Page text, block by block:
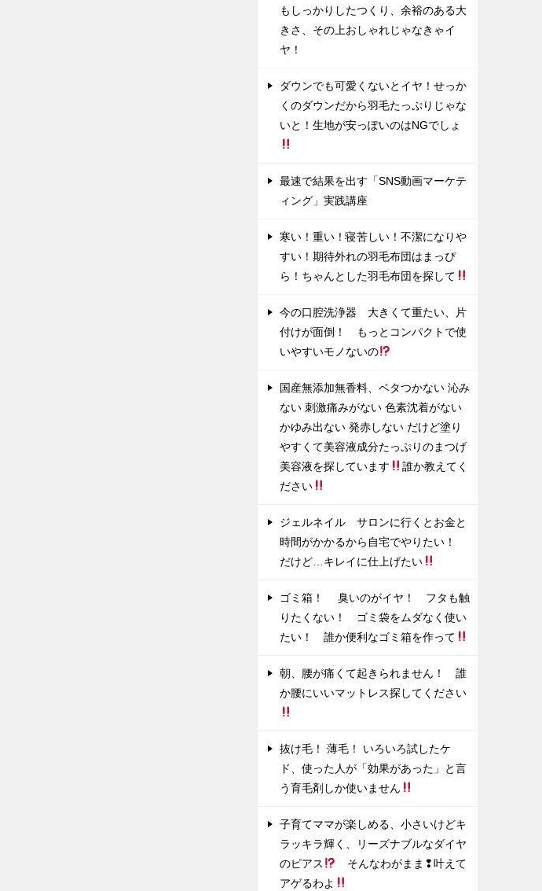
もしっかりしたつくり、余裕のある大
きさ、その上おしゃれじゃなきゃイ
ヤ！
ダウンでも可愛くないとイヤ！せっか
くのダウンだから羽毛たっぷりじゃな
いと！生地が安っぽいのはNGでしょ
最速で結果を出す「SNS動画マーケテ
ィング」実践講座
寒い！重い！寝苦しい！不潔になりや
すい！期待外れの羽毛布団はまっぴ
ら！ちゃんとした羽毛布団を探して
今の口腔洗浄器 大きくて重たい、片
付けが面倒！ もっとコンパクトで使
いやすいモノないの
国産無添加無香料、ベタつかない 沁み
ない 刺激痛みがない 色素沈着がない
かゆみ出ない 発赤しない だけど塗り
やすくて美容液成分たっぷりのまつげ
美容液を探しています
誰か教えてく
ださい
ジェルネイル サロンに行くとお金と
時間がかかるから自宅でやりたい！
だけど…キレイに仕上げたい
ゴミ箱！ 臭いのがイヤ！ フタも触
りたくない！ ゴミ袋をムダなく使い
たい！ 誰か便利なゴミ箱を作って
朝、腰が痛くて起きられません！ 誰
か腰にいいマットレス探してください
抜け毛！ 薄毛！ いろいろ試したケ
ド、使った人が「効果があった」と言
う育毛剤しか使いません
子育てママが楽しめる、小さいけどキ
ラッキラ輝く、リーズナブルなダイヤ
のピアス
そんなわがまま❢叶えて
アゲるわよ